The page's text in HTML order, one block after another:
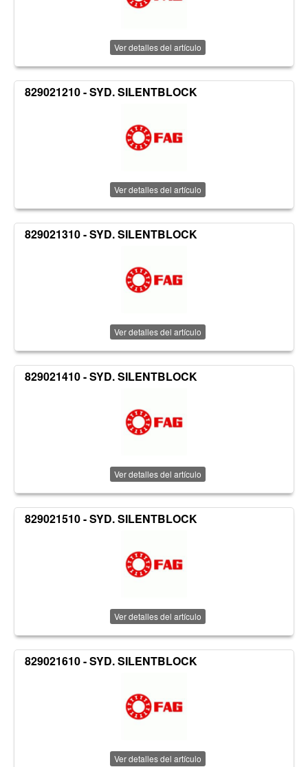
Ver detalles del artículo
829021210 - SYD. SILENTBLOCK
Ver detalles del artículo
829021310 - SYD. SILENTBLOCK
Ver detalles del artículo
829021410 - SYD. SILENTBLOCK
Ver detalles del artículo
829021510 - SYD. SILENTBLOCK
Ver detalles del artículo
829021610 - SYD. SILENTBLOCK
Ver detalles del artículo